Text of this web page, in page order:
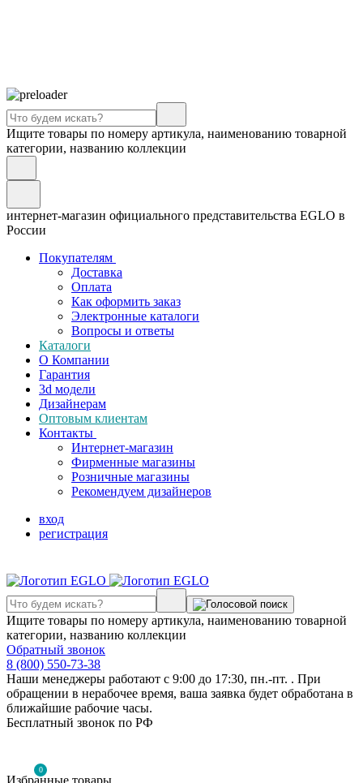
Ищите товары по номеру артикула, наименованию товарной
категории, названию коллекции
интернет-магазин официального представительства EGLO в
России
Покупателям
Доставка
Оплата
Как оформить заказ
Электронные каталоги
Вопросы и ответы
Каталоги
О Компании
Гарантия
3d модели
Дизайнерам
Оптовым клиентам
Контакты
Интернет-магазин
Фирменные магазины
Розничные магазины
Рекомендуем дизайнеров
вход
регистрация
Ищите товары по номеру артикула, наименованию товарной
категории, названию коллекции
Обратный звонок
8 (800) 550-73-38
Наши менеджеры работают с 9:00 до 17:30, пн.-пт. . При
обращении в нерабочее время, ваша заявка будет обработана в
ближайшие рабочие часы.
Бесплатный звонок по РФ
0
Избранные товары